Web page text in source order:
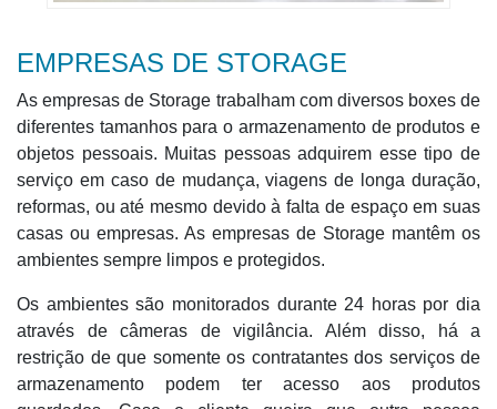
EMPRESAS DE STORAGE
As empresas de Storage trabalham com diversos boxes de
diferentes tamanhos para o armazenamento de produtos e
objetos pessoais. Muitas pessoas adquirem esse tipo de
serviço em caso de mudança, viagens de longa duração,
reformas, ou até mesmo devido à falta de espaço em suas
casas ou empresas. As empresas de Storage mantêm os
ambientes sempre limpos e protegidos.
Os ambientes são monitorados durante 24 horas por dia
através de câmeras de vigilância. Além disso, há a
restrição de que somente os contratantes dos serviços de
armazenamento podem ter acesso aos produtos